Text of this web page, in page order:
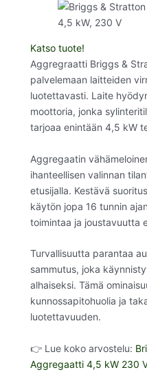
Katso tuote!
Aggregraatti Briggs &
palvelemaan laitteiden
luotettavasti. Laite
moottoria, jonka
tarjoaa enintään 4,5 kW
Aggregaatin
ihanteellisen valinnan
etusijalla. Kestävä
käytön jopa 16 tunnin
toimintaa ja joustavuutta
Turvallisuutta parantaa
sammutus, joka
alhaiseksi. Tämä
kunnossapitohuolia ja
luotettavuuden.
👉 Lue koko arvostelu:
Aggregaatti 4,5 kW 230